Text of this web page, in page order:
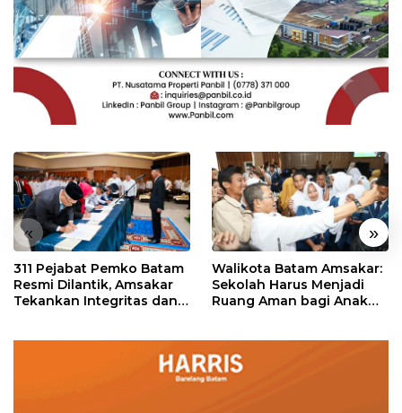
« »
311 Pejabat Pemko Batam
Resmi Dilantik, Amsakar
Tekankan Integritas dan
Walikota Batam Amsakar:
Sekolah Harus Menjadi
Ruang Aman bagi Anak